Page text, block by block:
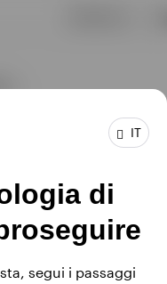
IT
di
segui i passaggi